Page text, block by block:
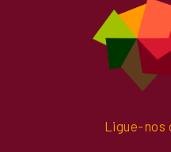
Ligue-nos